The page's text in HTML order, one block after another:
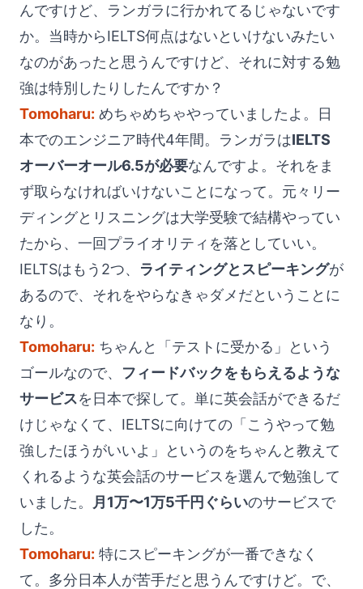
んですけど、ランガラに行かれてるじゃないです
か。当時からIELTS何点はないといけないみたい
なのがあったと思うんですけど、それに対する勉
強は特別したりしたんですか？
Tomoharu: めちゃめちゃやっていましたよ。日
本でのエンジニア時代4年間。ランガラはIELTS
オーバーオール6.5が必要なんですよ。それをま
ず取らなければいけないことになって。元々リー
ディングとリスニングは大学受験で結構やってい
たから、一回プライオリティを落としていい。
IELTSはもう2つ、 ライティングとスピーキングが
あるので、それをやらなきゃダメだということに
なり。
Tomoharu: ちゃんと「テストに受かる」という
ゴールなので、 フィードバックをもらえるような
サービスを日本で探して。単に英会話ができるだ
けじゃなくて、IELTSに向けての「こうやって勉
強したほうがいいよ」というのをちゃんと教えて
くれるような英会話のサービスを選んで勉強して
いました。
月1万〜1万5千円ぐらいのサービスで
した。
Tomoharu: 特にスピーキングが一番できなく
て。多分日本人が苦手だと思うんですけど。で、